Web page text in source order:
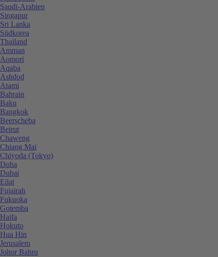
Saudi-Arabien
Singapur
Sri Lanka
Südkorea
Thailand
Amman
Aomori
Aqaba
Ashdod
Atami
Bahrain
Baku
Bangkok
Beerscheba
Beirut
Chaweng
Chiang Mai
Chiyoda (Tokyo)
Doha
Dubai
Eilat
Fujairah
Fukuoka
Gotemba
Haifa
Hokuto
Hua Hin
Jerusalem
Johor Bahru